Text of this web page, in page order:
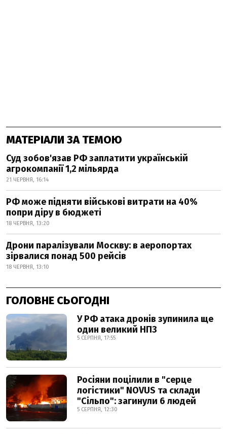
МАТЕРІАЛИ ЗА ТЕМОЮ
Суд зобов'язав РФ заплатити українській
агрокомпанії 1,2 мільярда
21 ЧЕРВНЯ, 16:14
РФ може підняти військові витрати на 40%
попри діру в бюджеті
18 ЧЕРВНЯ, 13:20
Дрони паралізували Москву: в аеропортах
зірвалися понад 500 рейсів
18 ЧЕРВНЯ, 13:10
ГОЛОВНЕ СЬОГОДНІ
У РФ атака дронів зупинила ще
один великий НПЗ
5 СЕРПНЯ, 17:55
Росіяни поцілили в "серце
логістики" NOVUS та склади
"Сільпо": загинули 6 людей
5 СЕРПНЯ, 12:30